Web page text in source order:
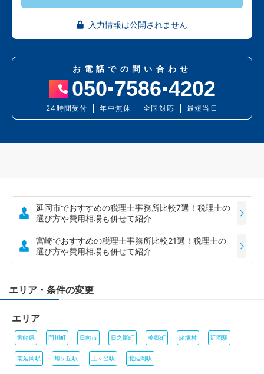
入力情報は公開されません
お電話での問い合わせ
050 7586 4202
24時間受付 年中無休 全国対応 最短当日
延岡市でおすすめの税理士事務所比較7選！税理士の
選び方や費用相場も併せて紹介
宮崎でおすすめの税理士事務所比較21選！税理士の
選び方や費用相場も併せて紹介
エリア・条件の変更
エリア
宮崎県 門川町 日向市 日之影町 美郷町 諸塚村 延岡駅
南延岡駅 旭ケ丘駅 土々呂駅 北延岡駅